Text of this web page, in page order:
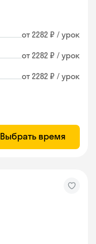
от 2282 ₽ / урок
от 2282 ₽ / урок
от 2282 ₽ / урок
Выбрать время